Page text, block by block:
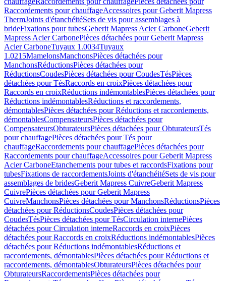
Raccordements pour chauffageAccessoires pour Geberit Mapress
ThermJoints d'étanchéitéSets de vis pour assemblages à
brideFixations pour tubesGeberit Mapress Acier CarboneGeberit
Mapress Acier CarbonePièces détachées pour Geberit Mapress
Acier CarboneTuyaux 1.0034Tuyaux
1.0215MamelonsManchonsPièces détachées pour
ManchonsRéductionsPièces détachées pour
RéductionsCoudesPièces détachées pour CoudesTésPièces
détachées pour TésRaccords en croixPièces détachées pour
Raccords en croixRéductions indémontablesPièces détachées pour
Réductions indémontablesRéductions et raccordements,
démontablesPièces détachées pour Réductions et raccordements,
démontablesCompensateursPièces détachées pour
CompensateursObturateursPièces détachées pour ObturateursTés
pour chauffagePièces détachées pour Tés pour
chauffageRaccordements pour chauffagePièces détachées pour
Raccordements pour chauffageAccessoires pour Geberit Mapress
Acier CarboneEtanchements pour tubes et raccordsFixations pour
tubesFixations de raccordementsJoints d'étanchéitéSets de vis pour
assemblages de bridesGeberit Mapress CuivreGeberit Mapress
CuivrePièces détachées pour Geberit Mapress
CuivreManchonsPièces détachées pour ManchonsRéductionsPièces
détachées pour RéductionsCoudesPièces détachées pour
CoudesTésPièces détachées pour TésCirculation internePièces
détachées pour Circulation interneRaccords en croixPièces
détachées pour Raccords en croixRéductions indémontablesPièces
détachées pour Réductions indémontablesRéductions et
raccordements, démontablesPièces détachées pour Réductions et
raccordements, démontablesObturateursPièces détachées pour
ObturateursRaccordementsPièces détachées pour